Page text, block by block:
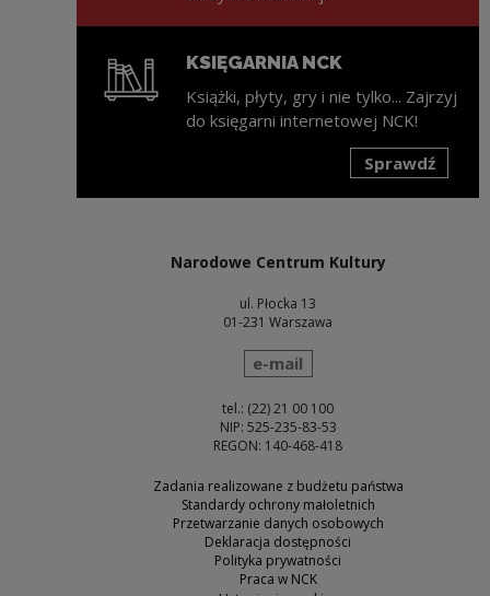
KSIĘGARNIA NCK
Książki, płyty, gry i nie tylko... Zajrzyj
do księgarni internetowej NCK!
Sprawdź
Narodowe Centrum Kultury
ul. Płocka 13
01-231 Warszawa
wyślij wiadomość
e-mail
tel.: (22) 21 00 100
NIP: 525-235-83-53
REGON: 140-468-418
Zadania realizowane z budżetu państwa
Standardy ochrony małoletnich
Przetwarzanie danych osobowych
Deklaracja dostępności
Polityka prywatności
Praca w NCK